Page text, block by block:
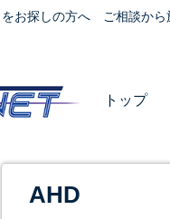
お探しの方へ ご相談か
トップ
AHD